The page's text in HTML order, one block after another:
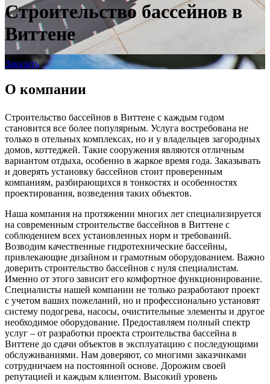
Строительство бассейнов в
Виттене
Заказать
О компании
Строительство бассейнов в Виттене с каждым годом
становится все более популярным. Услуга востребована не
только в отельных комплексах, но и у владельцев загородных
домов, коттеджей. Такие сооружения являются отличным
вариантом отдыха, особенно в жаркое время года. Заказывать
и доверять установку бассейнов стоит проверенным
компаниям, разбирающихся в тонкостях и особенностях
проектирования, возведения таких объектов.
Наша компания на протяжении многих лет специализируется
на современным строительстве бассейнов в Виттене с
соблюдением всех установленных норм и требований.
Возводим качественные гидротехнические бассейны,
привлекающие дизайном и грамотным оборудованием. Важно
доверить строительство бассейнов с нуля специалистам.
Именно от этого зависит его комфортное функционирование.
Специалисты нашей компании не только разработают проект
с учетом ваших пожеланий, но и профессионально установят
систему подогрева, насосы, очистительные элементы и другое
необходимое оборудование. Предоставляем полный спектр
услуг – от разработки проекта строительства бассейна в
Виттене до сдачи объектов в эксплуатацию с последующими
обслуживаниями. Нам доверяют, со многими заказчиками
сотрудничаем на постоянной основе. Дорожим своей
репутацией и каждым клиентом. Высокий уровень